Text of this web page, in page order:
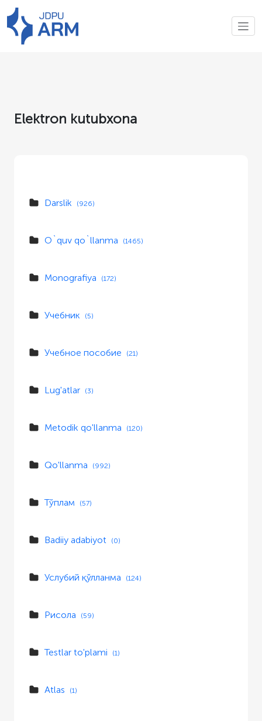
Elektron kutubxona
Darslik (926)
O`quv qo`llanma (1465)
Monografiya (172)
Учебник (5)
Учебное пособие (21)
Lug'atlar (3)
Metodik qo'llanma (120)
Qo'llanma (992)
Тўплам (57)
Badiiy adabiyot (0)
Услубий қўлланма (124)
Рисола (59)
Testlar to'plami (1)
Atlas (1)